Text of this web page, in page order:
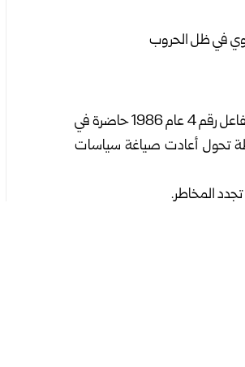
، لا تزال تداعيات الانفجار الذي وقع في المفاعل رقم 4 عام 1986 حاضرة في
تحول أعادت صياغة سياسات
المخاطر.